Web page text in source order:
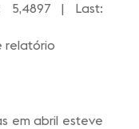
5,4897 | Last:
relatório
em abril esteve